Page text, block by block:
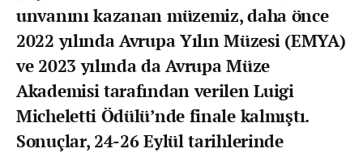
unvanını kazanan müzemiz, daha önce
2022 yılında Avrupa Yılın Müzesi (EMYA)
ve 2023 yılında da Avrupa Müze
Akademisi tarafından verilen Luigi
Micheletti Ödülü’nde finale kalmıştı.
Sonuçlar, 24-26 Eylül tarihlerinde